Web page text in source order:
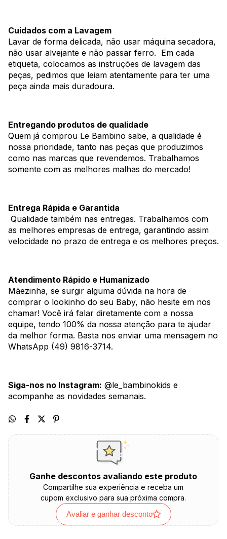
Cuidados com a Lavagem
Lavar de forma delicada, não usar máquina secadora,
não usar alvejante e não passar ferro. Em cada
etiqueta, colocamos as instruções de lavagem das
peças, pedimos que leiam atentamente para ter uma
peça ainda mais duradoura.
Entregando produtos de qualidade
Quem já comprou Le Bambino sabe, a qualidade é
nossa prioridade, tanto nas peças que produzimos
como nas marcas que revendemos. Trabalhamos
somente com as melhores malhas do mercado!
Entrega Rápida e Garantida
Qualidade também nas entregas. Trabalhamos com
as melhores empresas de entrega, garantindo assim
velocidade no prazo de entrega e os melhores preços.
Atendimento Rápido e Humanizado
Mãezinha, se surgir alguma dúvida na hora de
comprar o lookinho do seu Baby, não hesite em nos
chamar! Você irá falar diretamente com a nossa
equipe, tendo 100% da nossa atenção para te ajudar
da melhor forma. Basta nos enviar uma mensagem no
WhatsApp (49) 9816-3714.
Siga-nos no Instagram: @le_bambinokids e
acompanhe as novidades semanais.
Ganhe descontos avaliando este produto
Compartilhe sua experiência e receba um
cupom exclusivo para sua próxima compra.
Avaliar e ganhar desconto